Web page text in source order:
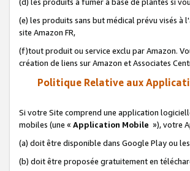
(e) les produits sans but médical prévu visés
site Amazon FR,
(f)tout produit ou service exclu par Amazon.
création de liens sur Amazon et Associates
Politique Relative aux
Si votre Site comprend une application
mobiles (une « Application Mobile »), votre
(a) doit être disponible dans Google Play ou
(b) doit être proposée gratuitement en